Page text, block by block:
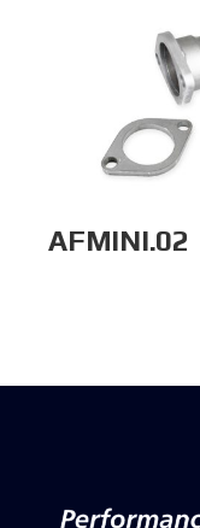
AFMINI.02